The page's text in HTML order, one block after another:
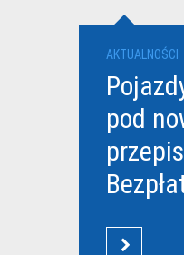
AKTUALNOŚCI
pod